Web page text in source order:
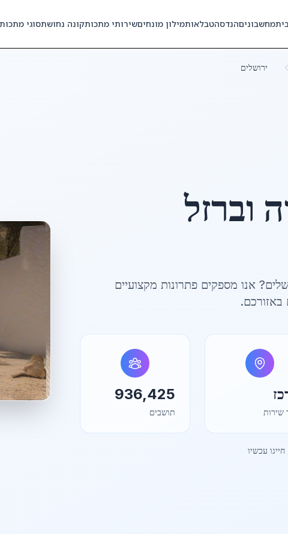
מחשבוניםהנדסהטבלאותמילון מונחיםשירותי מתכותקונה נחושתסוגי
ירושלים
וברזל
? אנו מספקים פתרונות מקצועיים
באזורכם.
שירות
936,425
תושבים
עכשיו